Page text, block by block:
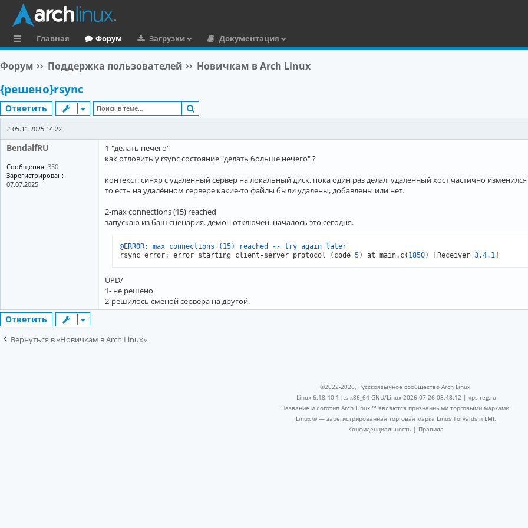
ы
л
к
и
Главная Форум Загрузки
Документация
Форум Поддержка пользователей Новичкам в Arch Linux
{решено}rsync
Ответить
BendalfRU
Сообщения: 350
Зарегистрирован:
07.07.2025
# 05.11.2025 14:22
1-"делать нечего"
как отловить у rsync состояние "делать больше нечего" ?
контекст: синхр с удаленный сервер на локальный диск, пока один раз делал, удаленный хост частично
то есть на удалённом сервере какие-то файлы были удалены, добавлены или нет.
2-max connections (15) reached
запускаю из баш сценария. демон отключен. началось это сегодня.
@ERROR: max connections ( 15) reached -- try again later
rsync error: error starting client-server protocol (code 5) at main.c( 1850) [Receiver=3.4.1
UPD/
1- не решено
2-решилось сменой сервера на другой.
Ответить
Вернуться в «Новичкам в Arch Linux»
©2022-2026, Русскоязычное сообщество Arch Linux.
Linux 6.18.40-1-lts x86_64 GNU/Linux 2026-07-26 08:48:12 | vps reg.ru
Название и логотип Arch Linux ™ являются признанными торговыми марками.
Linux ® — зарегистрированная торговая марка Linus Torvalds и LMI.
Конфиденциальность | Правила